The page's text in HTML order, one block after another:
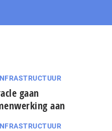
gaan
aan